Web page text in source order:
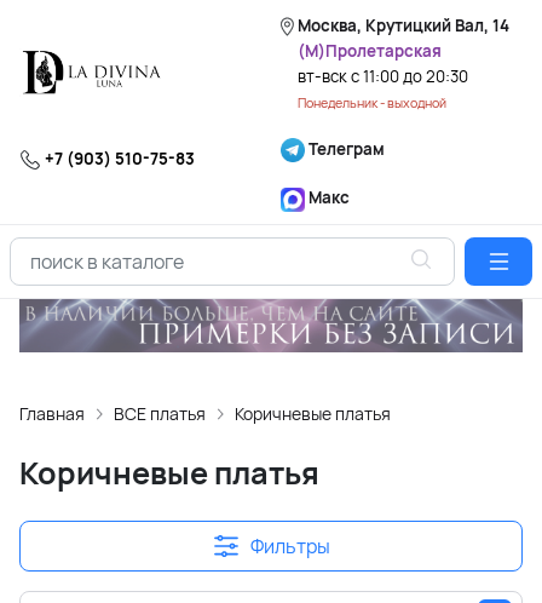
Москва, Крутицкий Вал, 14
(М)Пролетарская
вт-вск с 11:00 до 20:30
Понедельник - выходной
+7 (903) 510-75-83 Телеграм
Макс
Главная ВСЕ платья Коричневые платья
Коричневые платья
Фильтры